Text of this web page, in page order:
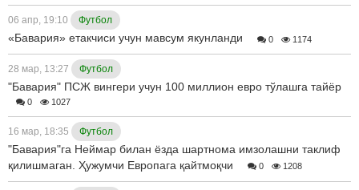
06 апр, 19:10 Футбол
«Бавария» етакчиси учун мавсум якунланди 0 1174
28 мар, 13:27 Футбол
"Бавария" ПСЖ вингери учун 100 миллион евро тўлашга тайёр
0 1027
16 мар, 18:35 Футбол
"Бавария"га Неймар билан ёзда шартнома имзолашни таклиф
қилишмаган. Ҳужумчи Европага қайтмоқчи
0 1208